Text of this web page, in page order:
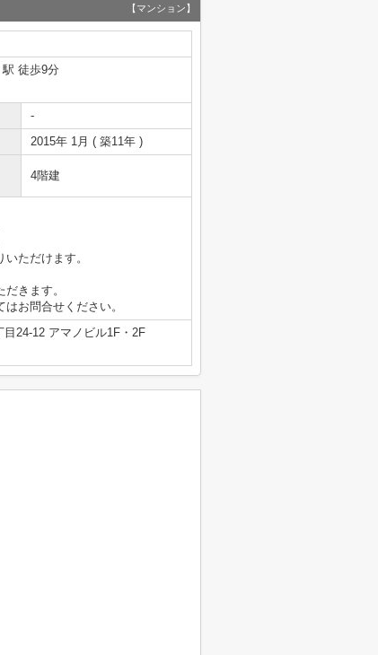
【マンション】
駅 徒歩9分
-
2015年 1月 ( 築11年 )
4階建
ただけます。
きます。
お問合せください。
24-12 アマノビル1F・2F